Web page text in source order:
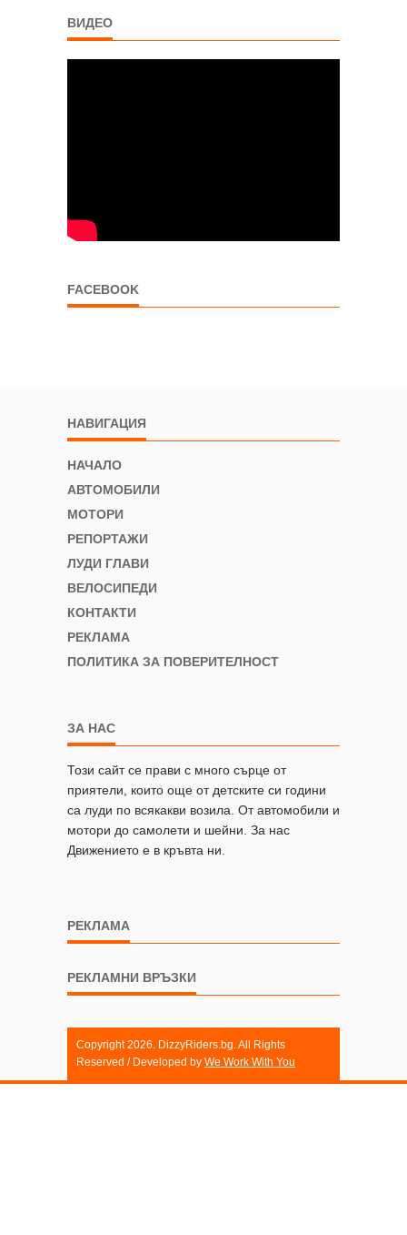
ВИДЕО
FACEBOOK
НАВИГАЦИЯ
НАЧАЛО
АВТОМОБИЛИ
МОТОРИ
РЕПОРТАЖИ
ЛУДИ ГЛАВИ
ВЕЛОСИПЕДИ
КОНТАКТИ
РЕКЛАМА
ПОЛИТИКА ЗА ПОВЕРИТЕЛНОСТ
ЗА НАС
Този сайт се прави с много сърце от
приятели, които още от детските си години
са луди по всякакви возила. От автомобили и
мотори до самолети и шейни. За нас
Движението е в кръвта ни.
РЕКЛАМА
РЕКЛАМНИ ВРЪЗКИ
Copyright 2026. DizzyRiders.bg. All Rights
Reserved / Developed by We Work With You